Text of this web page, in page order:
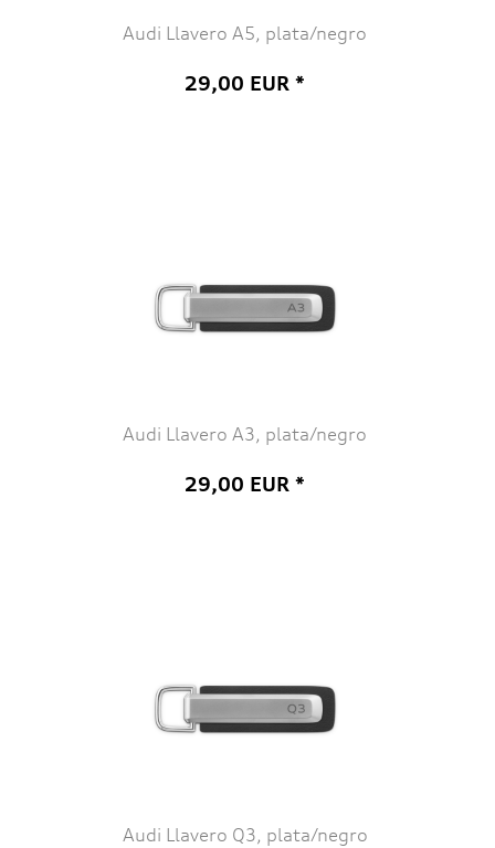
Audi Llavero A5, plata/negro
29,00 EUR *
Audi Llavero A3, plata/negro
29,00 EUR *
Audi Llavero Q3, plata/negro